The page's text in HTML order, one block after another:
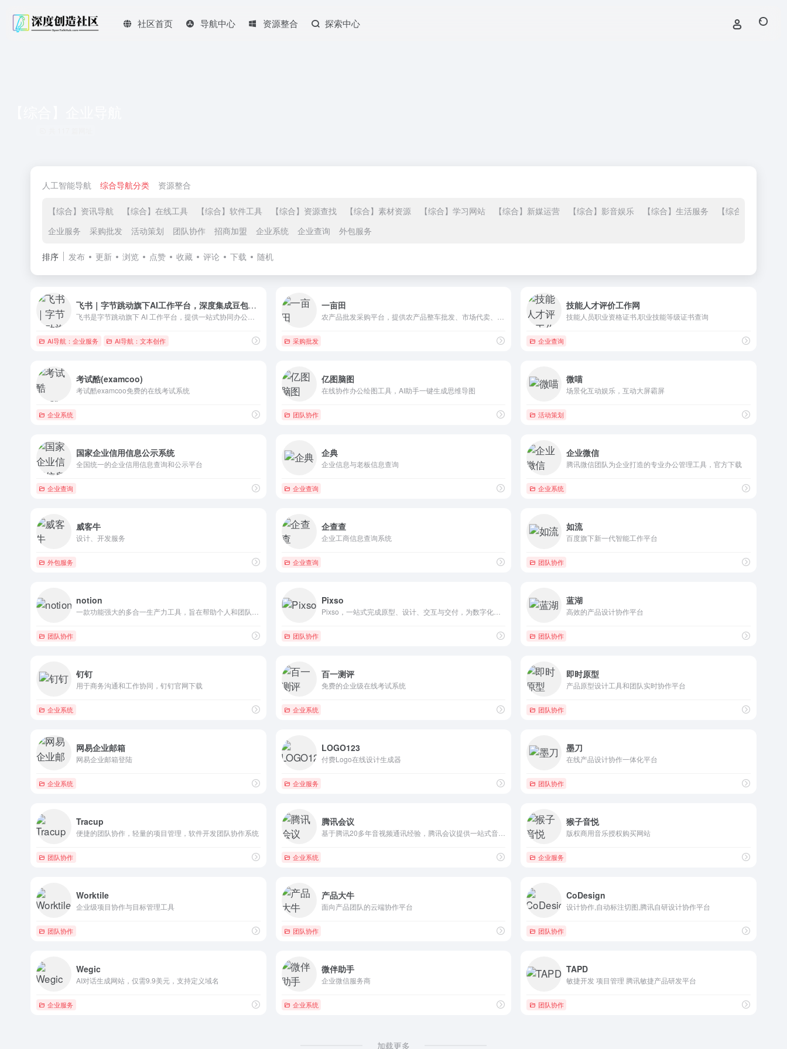
社区首页 导航中心 资源整合 探索中心
人工智能导航 综合导航分类 资源整合
【综合】资讯导航 【综合】在线工具 【综合】软件工具 【综合】资源查找 【综合】素材资源 【综合】学习网站 【综合】新媒运营 【综合】影音娱乐 【综合】生活服务
【综合】站长导航
企业服务
采购批发 活动策划 团队协作 招商加盟 企业系统 企业查询 外包服务
排序 发布 更新 浏览 点赞 收藏 评论 下载 随机
飞书｜字节跳动旗下AI工作平台，深度集成豆包大模型
AI导航：企业服务 AI导航：文本创作
一亩田
采购批发
技能人才评价工作网
技能人员职业资格证书,职业技能等级证书查询
企业查询
考试酷(examcoo)
考试酷examcoo免费的在线考试系统
企业系统
亿图脑图
在线协作办公绘图工具，AI助手一键生成思维导图
团队协作
微喵
场景化互动娱乐，互动大屏霸屏
活动策划
国家企业信用信息公示系统
全国统一的企业信用信息查询和公示平台
企业查询
企典
企业信息与老板信息查询
企业查询
企业微信
腾讯微信团队为企业打造的专业办公管理工具，官方下载
企业系统
威客牛
设计、开发服务
外包服务
企查查
企业工商信息查询系统
企业查询
如流
百度旗下新一代智能工作平台
团队协作
notion
团队协作
Pixso
Pixso，一站式完成原型、设计、交互与交付，为数字化团队协...
团队协作
蓝湖
高效的产品设计协作平台
团队协作
钉钉
用于商务沟通和工作协同，钉钉官网下载
企业系统
百一测评
免费的企业级在线考试系统
企业系统
即时原型
产品原型设计工具和团队实时协作平台
团队协作
网易企业邮箱
网易企业邮箱登陆
企业系统
LOGO123
付费Logo在线设计生成器
企业服务
墨刀
在线产品设计协作一体化平台
团队协作
Tracup
便捷的团队协作，轻量的项目管理，软件开发团队协作系统
团队协作
腾讯会议
基于腾讯20多年音视频通讯经验，腾讯会议提供一站式音视频会议...
企业系统
猴子音悦
版权商用音乐授权购买网站
企业服务
Worktile
企业级项目协作与目标管理工具
团队协作
产品大牛
面向产品团队的云端协作平台
团队协作
CoDesign
设计协作,自动标注切图,腾讯自研设计协作平台
团队协作
Wegic
AI对话生成网站，仅需9.9美元，支持定义域名
企业服务
微伴助手
企业微信服务商
企业系统
TAPD
敏捷开发 项目管理 腾讯敏捷产品研发平台
团队协作
加载更多